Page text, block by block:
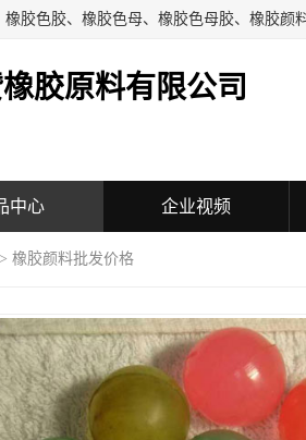
胶原料有限公司
中心 企业视频
> 橡胶颜料批发价格